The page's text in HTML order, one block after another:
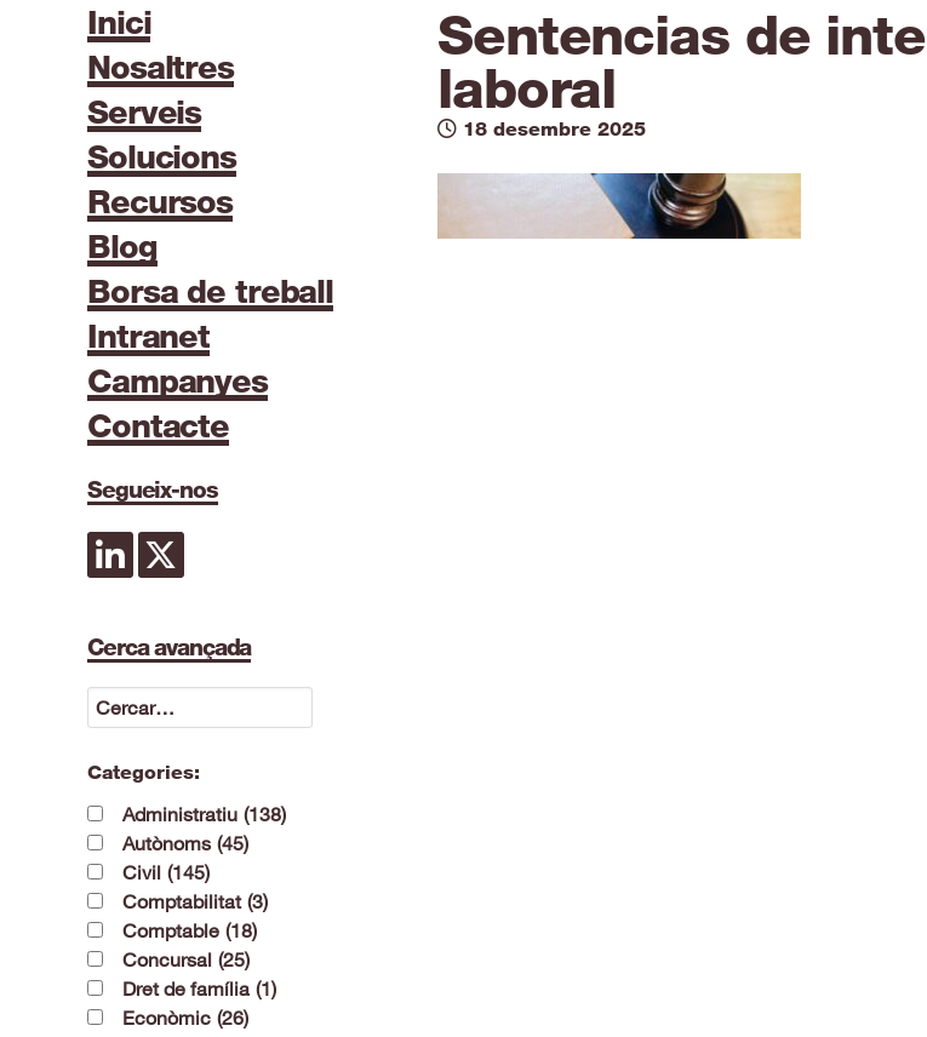
Inici
Nosaltres
Serveis
Solucions
Recursos
Blog
Borsa de treball
Intranet
Campanyes
Contacte
Segueix-nos
Cerca avançada
Categories:
Administratiu (138)
Autònoms (45)
Civil (145)
Comptabilitat (3)
Comptable (18)
Concursal (25)
Dret de família (1)
Econòmic (26)
Sentencias de
laboral
18 desembre 2025